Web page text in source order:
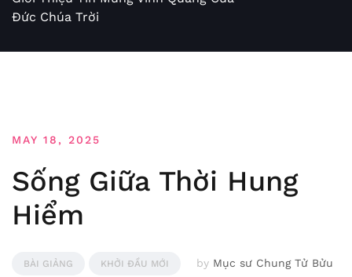
Đức Chúa Trời
MAY 18, 2025
Sống Giữa Thời Hung
Hiểm
BÀI GIẢNG KHỞI ĐẦU MỚI by Mục sư Chung Tử Bửu